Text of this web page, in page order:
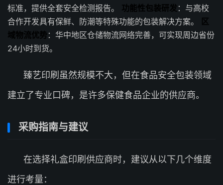
标准，提供全套安全检测报告。 功能性包装研发 ：与高校
合作开发具有保鲜、防潮等特殊功能的包装解决方案。
区
域物流优势：华中地区仓储物流网络完善，可实现周边省份
24小时到货。
臻艺印刷虽然规模不大，但在食品安全包装领域
建立了专业口碑，是许多保健食品企业的供应商。
采购指南与建议
在选择礼盒印刷供应商时，建议从以下几个维度
进行考量：